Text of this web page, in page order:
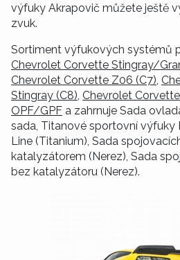
výfuky Akrapovič můžete ještě
zvuk.
Sortiment výfukových systémů
Chevrolet Corvette Stingray/
Chevrolet Corvette Z06 (C7)
Stingray (C8) Chevrolet
OPF/GPF a zahrnuje Sada
sada, Titanové sportovní výfuky
Line (Titanium), Sada
katalyzátorem (Nerez), Sada
bez katalyzátoru (Nerez).